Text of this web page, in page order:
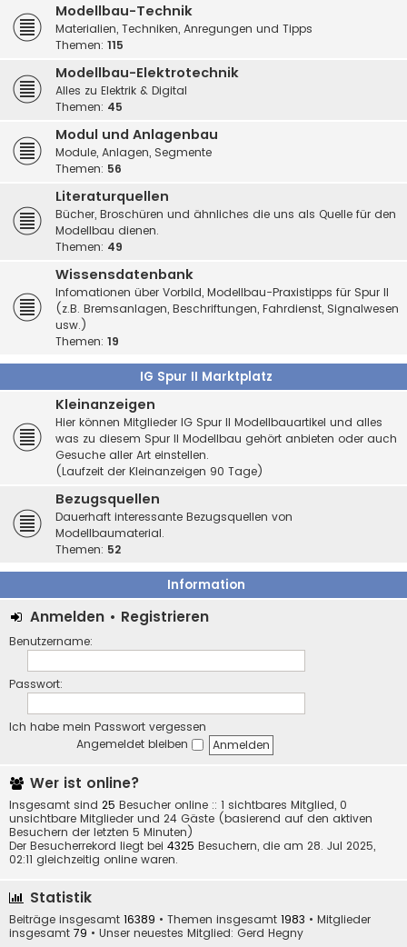
Modellbau-Technik
Materialien, Techniken, Anregungen und Tipps
Themen: 115
Modellbau-Elektrotechnik
Alles zu Elektrik & Digital
Themen: 45
Modul und Anlagenbau
Module, Anlagen, Segmente
Themen: 56
Literaturquellen
Bücher, Broschüren und ähnliches die uns als Quelle für den
Modellbau dienen.
Themen: 49
Wissensdatenbank
Infomationen über Vorbild, Modellbau-Praxistipps für Spur II
(z.B. Bremsanlagen, Beschriftungen, Fahrdienst, Signalwesen
usw.)
Themen: 19
IG Spur II Marktplatz
Kleinanzeigen
Hier können Mitglieder IG Spur II Modellbauartikel und alles
was zu diesem Spur II Modellbau gehört anbieten oder auch
Gesuche aller Art einstellen.
(Laufzeit der Kleinanzeigen 90 Tage)
Bezugsquellen
Dauerhaft interessante Bezugsquellen von
Modellbaumaterial.
Themen: 52
Information
Anmelden • Registrieren
Benutzername:
Passwort:
Ich habe mein Passwort vergessen
Angemeldet bleiben
Wer ist online?
Insgesamt sind 25 Besucher online :: 1 sichtbares Mitglied, 0
unsichtbare Mitglieder und 24 Gäste (basierend auf den aktiven
Besuchern der letzten 5 Minuten)
Der Besucherrekord liegt bei 4325 Besuchern, die am 28. Jul 2025,
02:11 gleichzeitig online waren.
Statistik
Beiträge insgesamt 16389 • Themen insgesamt 1983 • Mitglieder
insgesamt 79 • Unser neuestes Mitglied: Gerd Hegny